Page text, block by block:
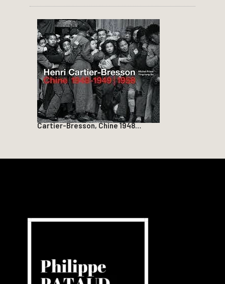
Cartier-Bresson, Chine 1948…